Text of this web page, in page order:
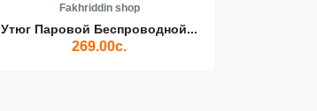
Fakhriddin shop
Утюг Паровой Беспроводной...
269.00с.